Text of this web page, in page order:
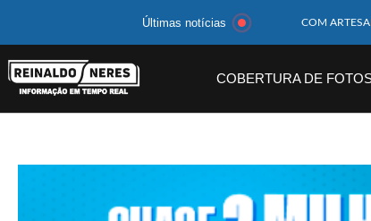
Últimas notícias
HOMEM CAI
CORPO DE
COBERTURA DE